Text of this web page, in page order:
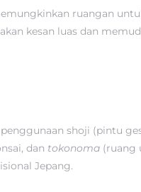
ruangan
kesan luas dan
shoji (pintu
dan tokonoma (ruang
Jepang.